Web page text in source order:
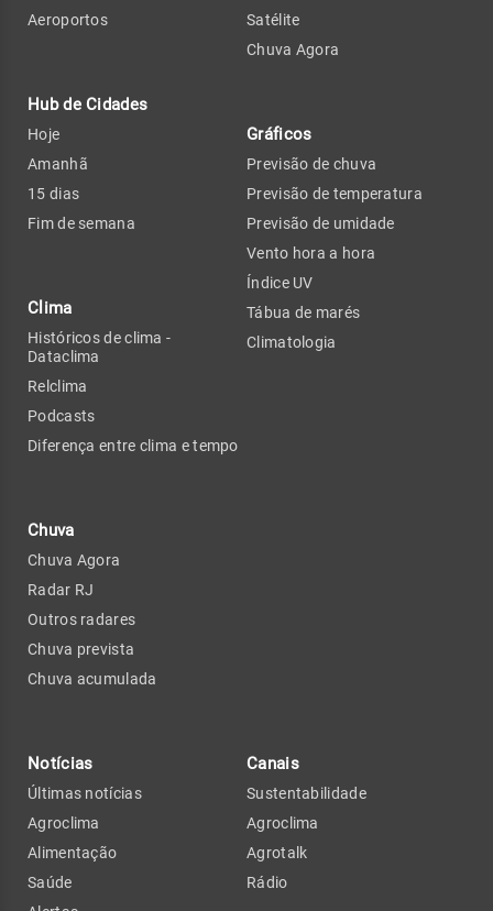
Aeroportos
Hub de Cidades
Hoje
Amanhã
15 dias
Fim de semana
Clima
Históricos de clima -
Dataclima
Relclima
Podcasts
Diferença entre clima e tempo
Chuva
Chuva Agora
Radar RJ
Outros radares
Chuva prevista
Chuva acumulada
Satélite
Chuva Agora
Gráficos
Previsão de chuva
Previsão de temperatura
Previsão de umidade
Vento hora a hora
Índice UV
Tábua de marés
Climatologia
Notícias
Últimas notícias
Agroclima
Alimentação
Saúde
Canais
Sustentabilidade
Agroclima
Agrotalk
Rádio